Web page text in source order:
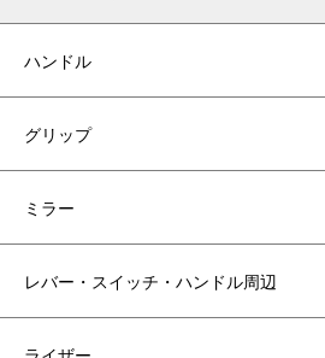
ハンドル
グリップ
ミラー
レバー・スイッチ・ハンドル周辺